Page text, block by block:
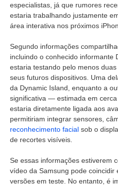
especialistas, já que rumores
estaria trabalhando justamente
área interativa nos próximos
Segundo informações
incluindo o conhecido informante
estaria testando pelo menos
seus futuros dispositivos. Uma
da Dynamic Island, enquanto a
significativa — estimada em
estaria diretamente ligada aos
permitiriam integrar sensores,
reconhecimento facial sob o
de recortes visíveis.
Se essas informações estiverem
vídeo da Samsung pode coincidir
versões em teste. No entanto, é